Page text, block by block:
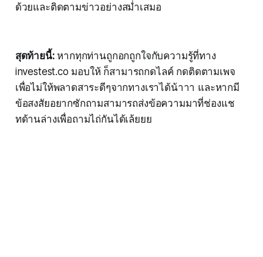
ด้วยและติดตามข่าวอย่างสม่ำเสมอ
สุดท้ายนี้: หากทุกท่านถูกอกถูกใจกับความรู้ที่ทาง
investest.co มอบให้ ก็สามารถกดไลค์ กดติดตามเพจ
เพื่อไม่ให้พลาดสาระดีๆจากทางเราได้น้าาา และหากมี
ข้อสงสัยอยากซักถามสามารถส่งข้อความมาที่ช่องแช
ทด้านล่างเพื่อถามไถ่กันได้เล้ยยย